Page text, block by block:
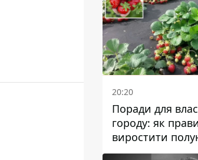
20:20
Поради для
городу: як
виростити